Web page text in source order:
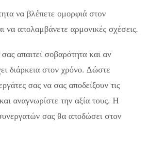
να βλέπετε ομορφιά στον
να απολαμβάνετε αρμονικές σχέσεις.
απαιτεί σοβαρότητα και αν
διάρκεια στον χρόνο. Δώστε
σας να σας αποδείξουν τις
αναγνωρίστε την αξία τους. Η
σας θα αποδώσει στον